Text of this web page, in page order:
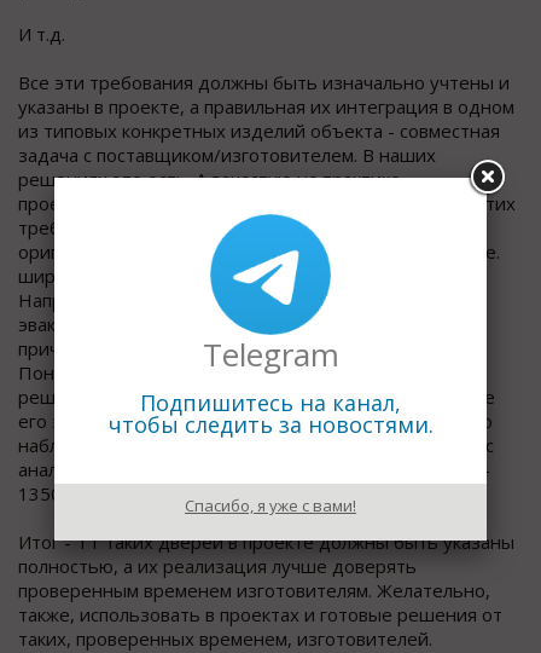
И т.д.
Все эти требования должны быть изначально учтены и
указаны в проекте, а правильная их интеграция в одном
из типовых конкретных изделий объекта - совместная
задача с поставщиком/изготовителем. В наших
решениях это есть. А зачастую на практике
проектировщик часто указывает либо только часть этих
требований, либо сразу закладывает некое
оригинальное решение одного из малоизвестных (т.е.
широко известного в узких кругах) изготовителя.
Например, однопольную металлическую дверь
эвакуационного выхода с шириной створки 1200 мм,
причем сразу в детских садах (т.е. именно детям).
Понятно, что такое неопробованное оригинальное
решение приводим к печальным последствиям в ходе
его эксплуатации. Также (в продолжение темы) лично
наблюдал решение пластиковой остекленной двери с
аналогично кривой тяжелой створкой шириной 1200-
1350мм, причем такие двери ведут в учебный класс!
Итог - ТТ таких дверей в проекте должны быть указаны
полностью, а их реализация лучше доверять
проверенным временем изготовителям. Желательно,
также, использовать в проектах и готовые решения от
таких, проверенных временем, изготовителей.
Telegram
Подпишитесь на канал,
чтобы следить за новостями.
Спасибо, я уже с вами!